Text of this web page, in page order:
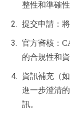
整性和準確性
提交申請：
官方審核：
的合規性和
資訊補充（
進一步澄清
訊。